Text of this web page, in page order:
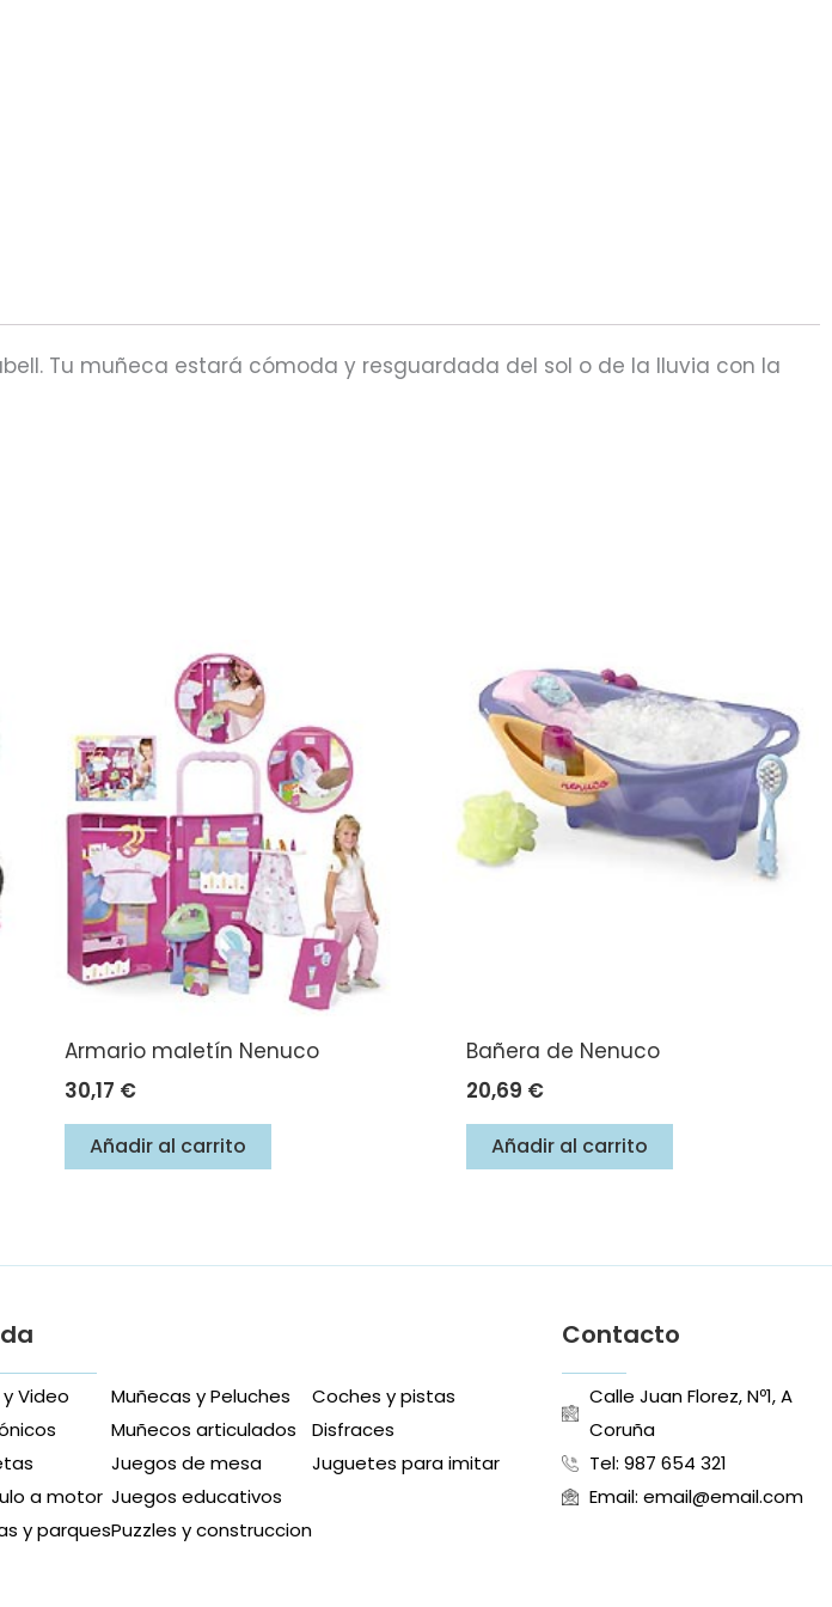
Tu muñeca estará cómoda y resguardada del sol o de la lluvia con la
Armario maletín Nenuco
30,17 €
Añadir al carrito
Bañera de Nenuco
20,69 €
Añadir al carrito
Video
a motor
y parques
Muñecas y Peluches
Muñecos articulados
Juegos de mesa
Juegos educativos
Puzzles y construccion
Coches y pistas
Disfraces
Juguetes para imitar
Contacto
Calle Juan Florez, Nº1, A
Coruña
Tel: 987 654 321
Email: email@email.com